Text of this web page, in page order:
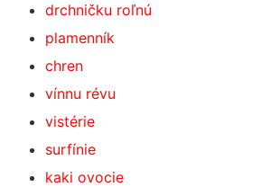
drchničku roľnú
plamenník
chren
vínnu révu
vistérie
surfínie
kaki ovocie